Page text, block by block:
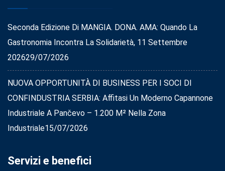
Seconda Edizione Di MANGIA. DONA. AMA: Quando La
Gastronomia Incontra La Solidarietà, 11 Settembre
202629/07/2026
NUOVA OPPORTUNITÀ DI BUSINESS PER I SOCI DI
CONFINDUSTRIA SERBIA: Affitasi Un Moderno Capannone
Industriale A Pančevo – 1.200 M² Nella Zona
Industriale15/07/2026
Servizi e benefici